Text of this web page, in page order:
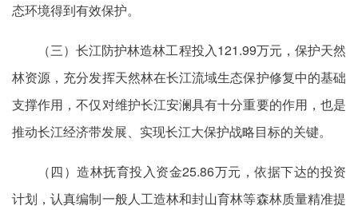
态环境得到有效保护。
（三）长江防护林造林工程投入121.99万元，保护天然
林资源，充分发挥天然林在长江流域生态保护修复中的基础
支撑作用，不仅对维护长江安澜具有十分重要的作用，也是
推动长江经济带发展、实现长江大保护战略目标的关键。
（四）造林抚育投入资金25.86万元，依据下达的投资
计划，认真编制一般人工造林和封山育林等森林质量精准提